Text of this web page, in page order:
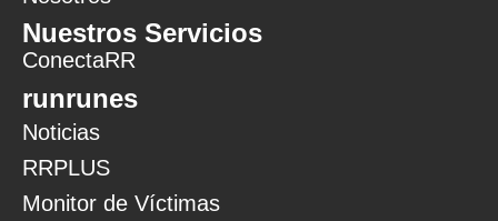
Nuestros Servicios
ConectaRR
runrunes
Noticias
RRPLUS
Monitor de Víctimas